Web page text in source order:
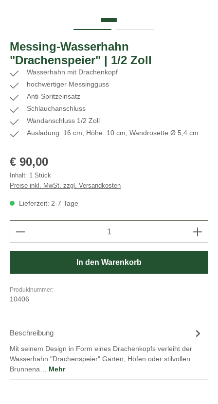
Messing-Wasserhahn
"Drachenspeier" | 1/2 Zoll
Wasserhahn mit Drachenkopf
hochwertiger Messingguss
Anti-Spritzeinsatz
Schlauchanschluss
Wandanschluss 1/2 Zoll
Ausladung: 16 cm, Höhe: 10 cm, Wandrosette Ø 5,4 cm
Regulärer Preis:
€ 90,00
Inhalt: 1 Stück
Preise inkl. MwSt. zzgl. Versandkosten
Lieferzeit: 2-7 Tage
Produkt Anzahl: Gib den gewünschten Wert ein
In den Warenkorb
Produktnummer:
10406
Beschreibung
Mit seinem Design in Form eines Drachenkopfs verleiht der
Wasserhahn "Drachenspeier" Gärten, Höfen oder stilvollen
Brunnena… Mehr